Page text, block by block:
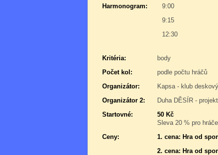
Harmonogram:
9:00
9:15
12:30
Kritéria:
body
Počet kol:
podle počtu hráčů
Organizátor:
Kapsa - klub
Organizátor 2:
Duha DĚSÍR -
Startovné:
50 Kč
Sleva 20 % pro
Ceny:
1. cena: Hra od
2. cena: Hra od